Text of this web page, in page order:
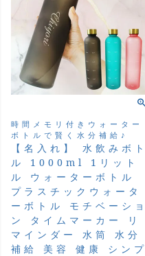
時間メモリ付きウォーター
ボトルで賢く水分補給♪
【名入れ】 水飲みボト
ル 1000ml 1リット
ル ウォーターボトル
プラスチックウォータ
ーボトル モチベーショ
ン タイムマーカー リ
マインダー 水筒 水分
補給 美容 健康 シンプ